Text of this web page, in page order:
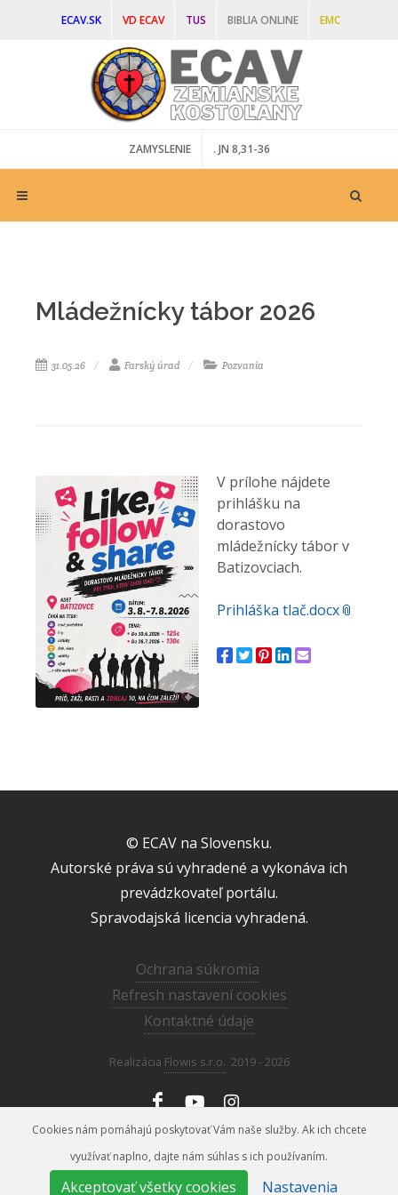
ECAV.SK VD ECAV TUS BIBLIA ONLINE EMC
SEM - MLÁDEŽ SEŽ - ŽENY DIAKONIA
ZAMYSLENIE . JN 8,31-36
Mládežnícky tábor 2026
31.05.26 Farský úrad Pozvania
V prílohe nájdete
prihlášku na
dorastovo
mládežnícky tábor v
Batizovciach.
Prihláška tlač.docx
© ECAV na Slovensku.
Autorské práva sú vyhradené a vykonáva ich
prevádzkovateľ portálu.
Spravodajská licencia vyhradená.
Ochrana súkromia
Refresh nastavení cookies
Kontaktné údaje
Realizácia Flowis s.r.o. 2019 - 2026
zem.kostolany@ecav.sk +421 46 548 86 08,
Cookies nám pomáhajú poskytovať Vám naše služby. Ak ich chcete
využívať naplno, dajte nám súhlas s ich používaním.
Akceptovať všetky cookies Nastavenia